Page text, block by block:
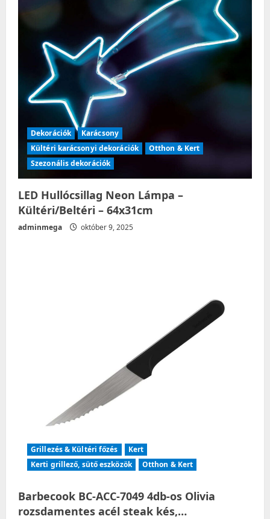
Dekorációk
Karácsony
Kültéri karácsonyi dekorációk
Otthon & Kert
Szezonális dekorációk
LED Hullócsillag Neon Lámpa –
Kültéri/Beltéri – 64x31cm
adminmega október 9, 2025
Grillezés & Kültéri főzés
Kert
Kerti grillező, sütő eszközök
Otthon & Kert
Barbecook BC-ACC-7049 4db-os Olivia
rozsdamentes acél steak kés,…